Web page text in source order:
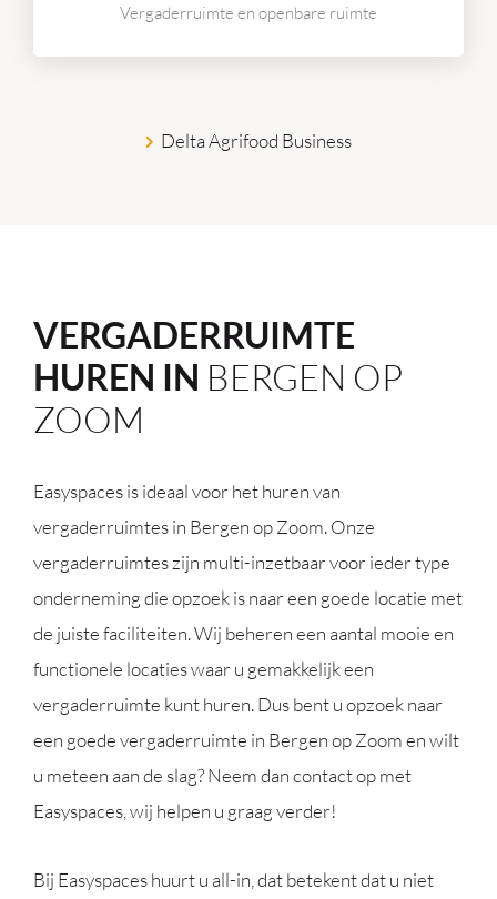
Vergaderruimte en openbare ruimte
Delta Agrifood Business
VERGADERRUIMTE
HUREN IN BERGEN OP
ZOOM
Easyspaces is ideaal voor het huren van
vergaderruimtes in Bergen op Zoom. Onze
vergaderruimtes zijn multi-inzetbaar voor ieder type
onderneming die opzoek is naar een goede locatie met
de juiste faciliteiten. Wij beheren een aantal mooie en
functionele locaties waar u gemakkelijk een
vergaderruimte kunt huren. Dus bent u opzoek naar
een goede vergaderruimte in Bergen op Zoom en wilt
u meteen aan de slag? Neem dan contact op met
Easyspaces, wij helpen u graag verder!
Bij Easyspaces huurt u all-in, dat betekent dat u niet